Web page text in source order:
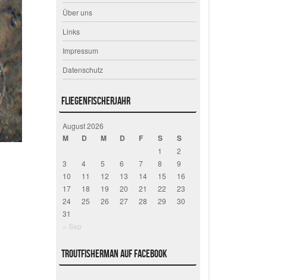
Über uns
Links
Impressum
Datenschutz
Fliegenfischerjahr
August 2026
M D M D F S S
« Sep
1
2
3
4 5 6 7 8
9
10
11 12 13 14 15
16
17
18 19 20 21 22
23
24
25 26 27 28 29
30
31
Troutfisherman auf Facebook